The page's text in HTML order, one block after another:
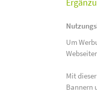
Um
Mit
Bannern